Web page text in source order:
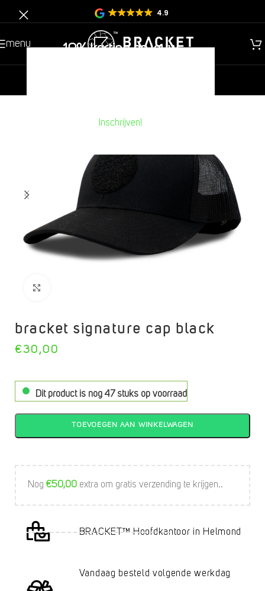
10% korting op jouw
Inschrijven!
4.9
menu
bracket signature cap black
€30,00
Dit product is nog 47 stuks op voorraad
TOEVOEGEN AAN WINKELWAGEN
Nog €50,00 extra om gratis verzending te krijgen..
BRACKET™ Hoofdkantoor in Helmond
Vandaag besteld volgende werkdag